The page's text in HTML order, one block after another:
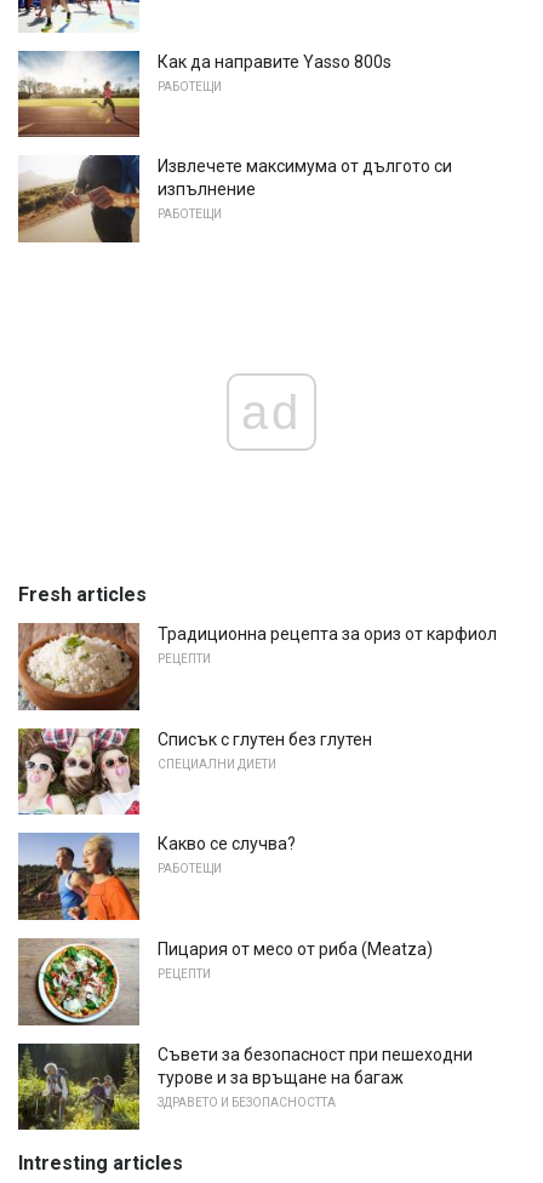
Как да направите Yasso 800s
РАБОТЕЩИ
Извлечете максимума от дългото си
изпълнение
РАБОТЕЩИ
ad
Fresh articles
Традиционна рецепта за ориз от карфиол
РЕЦЕПТИ
Списък с глутен без глутен
СПЕЦИАЛНИ ДИЕТИ
Какво се случва?
РАБОТЕЩИ
Пицария от месо от риба (Meatza)
РЕЦЕПТИ
Съвети за безопасност при пешеходни
турове и за връщане на багаж
ЗДРАВЕТО И БЕЗОПАСНОСТТА
Intresting articles